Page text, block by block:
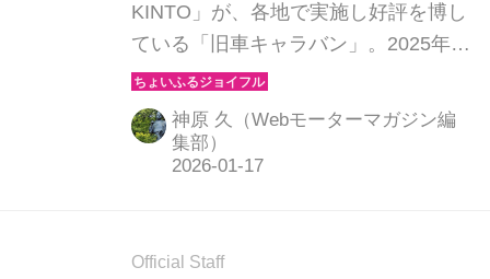
ブルジョイフル旅】
KINTO」が、各地で実施し好評を博し
ている「旧車キャラバン」。2025年10
月から愛知県長久手市のトヨタ博物館
で実施されると聞いて、さっそく申し
込んでみた。お目当ては2002年式
「A80スープラ」。A90の最終型RZを
原 久＜80＞）
神原 久（Webモーターマガジン編
集部）
Official Staff